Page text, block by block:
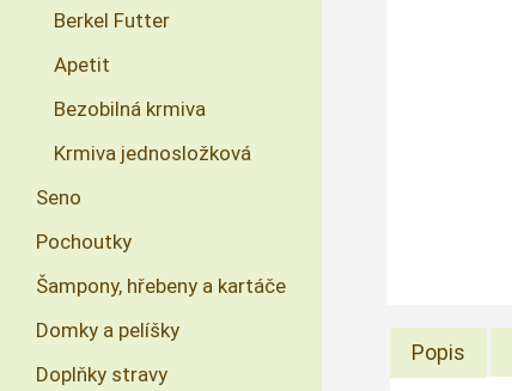
Popis
Berkel Futter
Apetit
Bezobilná krmiva
Krmiva jednosložková
Seno
Pochoutky
Šampony, hřebeny a kartáče
Domky a pelíšky
Doplňky stravy